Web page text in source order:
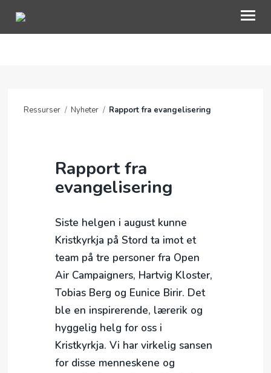
NETTBUTIKK
MIN SIDE
Ressurser / Nyheter / Rapport fra evangelisering
Rapport fra
evangelisering
Siste helgen i august kunne
Kristkyrkja på Stord ta imot et
team på tre personer fra Open
Air Campaigners, Hartvig Kloster,
Tobias Berg og Eunice Birir. Det
ble en inspirerende, lærerik og
hyggelig helg for oss i
Kristkyrkja. Vi har virkelig sansen
for disse menneskene og